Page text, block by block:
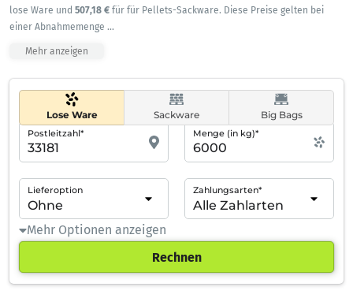
lose Ware und 507,18 € für für Pellets-Sackware. Diese Preise gelten bei
einer Abnahmemenge ...
Mehr anzeigen
Lose Ware Sackware Big Bags
Postleitzahl* Menge (in kg)*
Lieferoption Zahlungsarten*
Mehr Optionen anzeigen
Rechnen